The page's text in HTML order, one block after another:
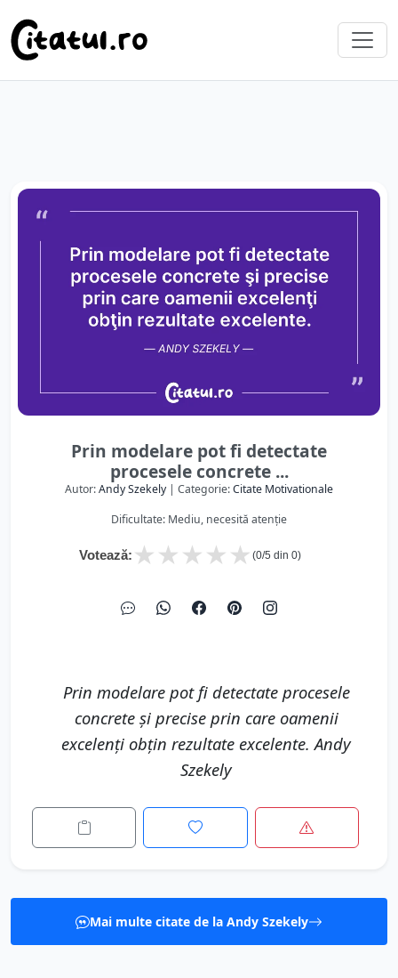
Prin modelare pot fi detectate
procesele concrete ...
Autor:Andy Szekely | Categorie:Citate Motivationale
Dificultate: Mediu, necesită atenție
Votează: ★
★
★
★
★ (0/5 din 0)
Prin modelare pot fi detectate procesele
concrete şi precise prin care oamenii
excelenţi obţin rezultate excelente. Andy
Szekely
Mai multe citate de la Andy Szekely